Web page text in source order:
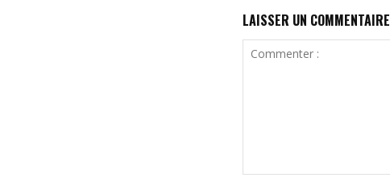
LAISSER UN COMMENTAIRE